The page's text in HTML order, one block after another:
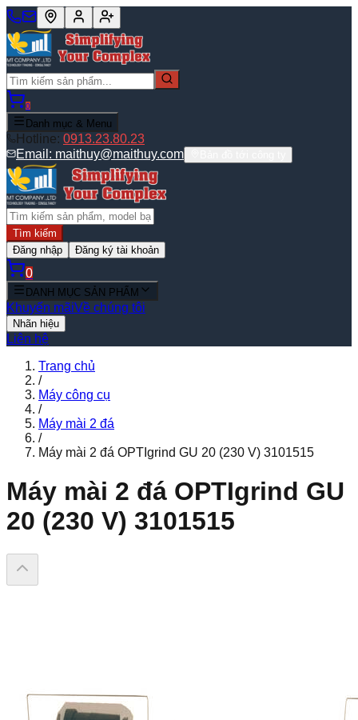
0
Danh mục & Menu
Hotline: 0913.23.80.23
Email: maithuy@maithuy.com
Tìm kiếm
Đăng nhập
Đăng ký tài khoản
0
DANH MỤC SẢN PHẨM
Khuyến mãiVề chúng tôi
Nhãn hiệu
Liên hệ
Trang chủ
/
Máy công cụ
/
Máy mài 2 đá
/
Máy mài 2 đá OPTIgrind GU 20 (230 V) 3101515
Máy mài 2 đá OPTIgrind GU
20 (230 V) 3101515